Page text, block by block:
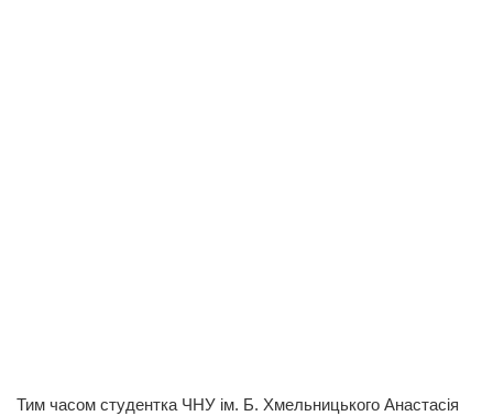
Тим часом студентка ЧНУ ім. Б. Хмельницького Анастасія